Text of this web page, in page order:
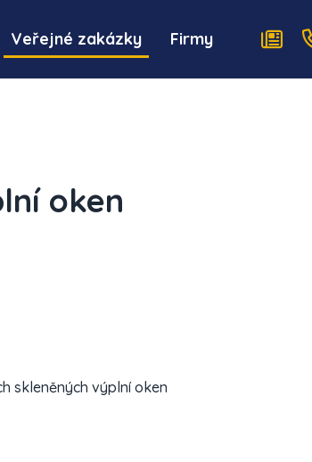
Veřejné zakázky Firmy
oken
skleněných výplní oken